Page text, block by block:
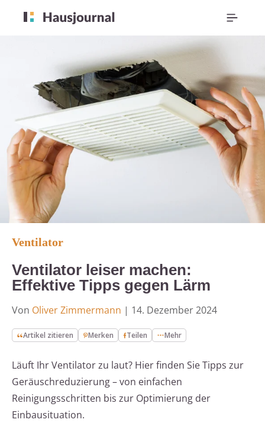
Ventilator
Ventilator leiser machen:
Effektive Tipps gegen Lärm
Von Oliver Zimmermann | 14. Dezember 2024
Artikel zitieren Merken Teilen Mehr
Läuft Ihr Ventilator zu laut? Hier finden Sie Tipps zur
Geräuschreduzierung – von einfachen
Reinigungsschritten bis zur Optimierung der
Einbausituation.